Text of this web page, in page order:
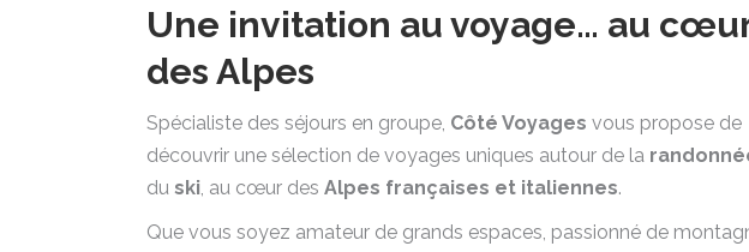
Une invitation au voyage… au
des Alpes
Spécialiste des séjours en groupe, Côté Voyages vous propose de
découvrir une sélection de voyages uniques autour de la
du ski, au cœur des Alpes françaises et italiennes.
Que vous soyez amateur de grands espaces, passionné de